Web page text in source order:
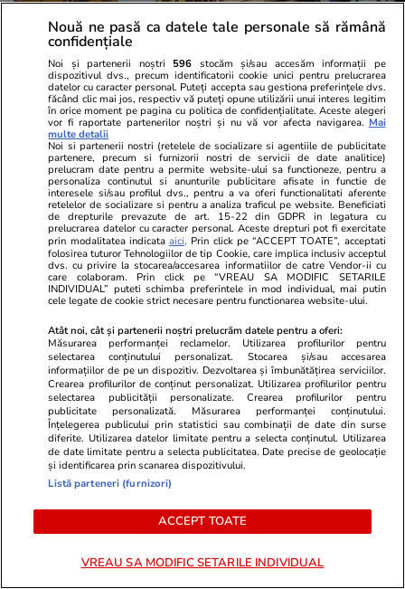
Vacanțe și Cultură 17:32
Bella Italia, visul distrus de
hoardele de turiști: cele 6
obiective turistice pe care ar fi mai
bine să le eviți
Lifestyle
Felul în
sau
despre
Ploaia de meteori Delta
Aquaride 2026: când o poți
vedea cel mai bine
Ce este scorțișoara Ceylon și
Nouă ne pasă ca datele tale personale să rămână
confidențiale
Noi și partenerii noștri 596 stocăm și/sau accesăm informații pe
dispozitivul dvs., precum identificatorii cookie unici pentru prelucrarea
datelor cu caracter personal. Puteți accepta sau gestiona preferințele dvs.
făcând clic mai jos, respectiv vă puteți opune utilizării unui interes legitim
în orice moment pe pagina cu politica de confidențialitate. Aceste alegeri
vor fi raportate partenerilor noștri și nu vă vor afecta navigarea. Mai
multe detalii
Noi si partenerii nostri (retelele de socializare si agentiile de publicitate
partenere, precum si furnizorii nostri de servicii de date analitice)
prelucram date pentru a permite website-ului sa functioneze, pentru a
personaliza continutul si anunturile publicitare afisate in functie de
interesele si/sau profilul dvs., pentru a va oferi functionalitati aferente
retelelor de socializare si pentru a analiza traficul pe website. Beneficiati
de drepturile prevazute de art. 15-22 din GDPR in legatura cu
prelucrarea datelor cu caracter personal. Aceste drepturi pot fi exercitate
prin modalitatea indicataaici. Prin click pe “ACCEPT TOATE”, acceptati
folosirea tuturor Tehnologiilor de tip Cookie, care implica inclusiv acceptul
dvs. cu privire la stocarea/accesarea informatiilor de catre Vendor-ii cu
care colaboram. Prin click pe “VREAU SA MODIFIC SETARILE
INDIVIDUAL” puteti schimba preferintele in mod individual, mai putin
cele legate de cookie strict necesare pentru functionarea website-ului.
Atât noi, cât și partenerii noștri prelucrăm datele pentru a oferi:
Măsurarea performanței reclamelor. Utilizarea profilurilor pentru
selectarea conținutului personalizat. Stocarea și/sau accesarea
informațiilor de pe un dispozitiv. Dezvoltarea și îmbunătățirea serviciilor.
Crearea profilurilor de conținut personalizat. Utilizarea profilurilor pentru
selectarea publicității personalizate. Crearea profilurilor pentru
publicitate personalizată. Măsurarea performanței conținutului.
Înțelegerea publicului prin statistici sau combinații de date din surse
diferite. Utilizarea datelor limitate pentru a selecta conținutul. Utilizarea
de date limitate pentru a selecta publicitatea. Date precise de geolocație
și identificarea prin scanarea dispozitivului.
Listă parteneri (furnizori)
ACCEPT TOATE
VREAU SA MODIFIC SETARILE INDIVIDUAL